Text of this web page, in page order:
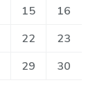
15
16
22
23
29
30